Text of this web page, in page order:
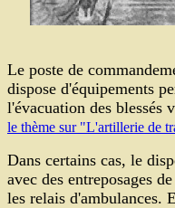
Le poste de
dispose d'équipements
l'évacuation des blessés
le thème sur "L'artillerie de
Dans certains cas, le
avec des entreposages
les relais d'ambulances.